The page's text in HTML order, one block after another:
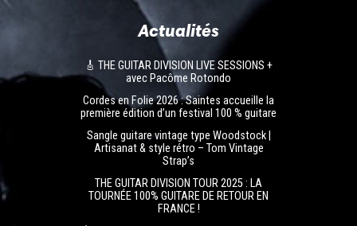
Actualités
🎸 THE GUITAR DIVISION LIVE SESSIONS +
avec Pacôme Rotondo
Cordes en Folie 2026 : Saintes accueille la
première édition d’un festival 100 % guitare
Sangle guitare vintage type Woodstock |
Artisanat & style rétro – Tom Vintage
Strap’s
THE GUITAR DIVISION TOUR 2025 : LA
TOURNÉE 100% GUITARE DE RETOUR EN
FRANCE !